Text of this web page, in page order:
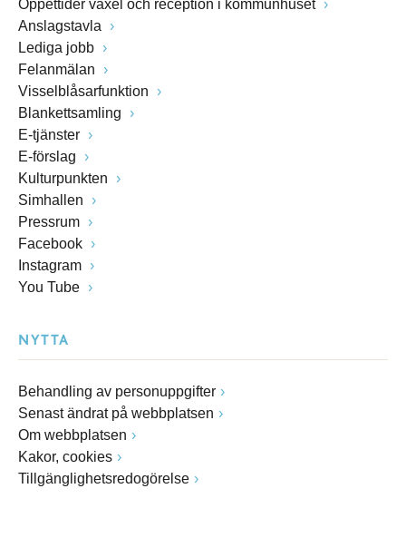
Öppettider växel och reception i kommunhuset
Anslagstavla
Lediga jobb
Felanmälan
Visselblåsarfunktion
Blankettsamling
E-tjänster
E-förslag
Kulturpunkten
Simhallen
Pressrum
Facebook
Instagram
You Tube
NYTTA
Behandling av personuppgifter
Senast ändrat på webbplatsen
Om webbplatsen
Kakor, cookies
Tillgänglighetsredogörelse